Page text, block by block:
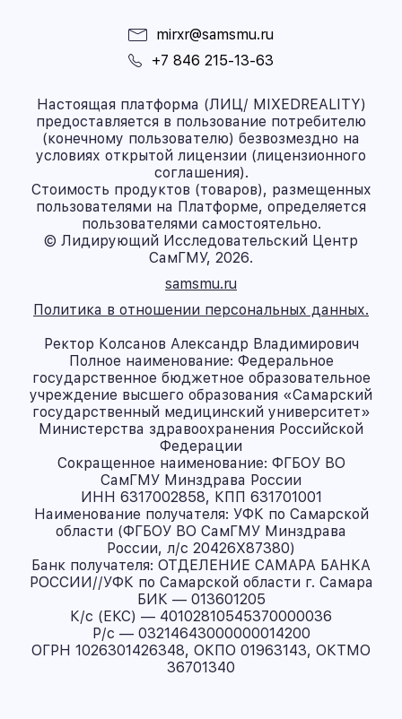
mirxr@samsmu.ru
+7 846 215-13-63
Настоящая платформа (ЛИЦ/ MIXEDREALITY)
предоставляется в пользование потребителю
(конечному пользователю) безвозмездно на
условиях открытой лицензии (лицензионного
соглашения).
Стоимость продуктов (товаров), размещенных
пользователями на Платформе, определяется
пользователями самостоятельно.
© Лидирующий Исследовательский Центр
СамГМУ, 2026.
samsmu.ru
Политика в отношении персональных данных.
Ректор Колсанов Александр Владимирович
Полное наименование: Федеральное
государственное бюджетное образовательное
учреждение высшего образования «Самарский
государственный медицинский университет»
Министерства здравоохранения Российской
Федерации
Сокращенное наименование: ФГБОУ ВО
СамГМУ Минздрава России
ИНН 6317002858, КПП 631701001
Наименование получателя: УФК по Самарской
области (ФГБОУ ВО СамГМУ Минздрава
России, л/с 20426X87380)
Банк получателя: ОТДЕЛЕНИЕ САМАРА БАНКА
РОССИИ//УФК по Самарской области г. Самара
БИК — 013601205
К/с (ЕКС) — 40102810545370000036
Р/с — 03214643000000014200
ОГРН 1026301426348, ОКПО 01963143, ОКТМО
36701340